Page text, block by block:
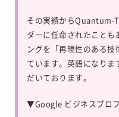
その実績からQuantum-
ダーに任命されたことも
ングを「再現性のある
ています。英語になり
だいております。
▼Google ビジネスプロ